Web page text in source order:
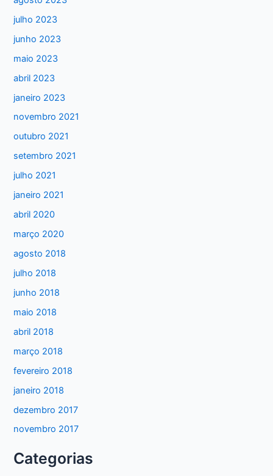
a
r
p
o
r
:
julho 2023
junho 2023
maio 2023
abril 2023
janeiro 2023
novembro 2021
outubro 2021
setembro 2021
julho 2021
janeiro 2021
abril 2020
março 2020
agosto 2018
julho 2018
junho 2018
maio 2018
abril 2018
março 2018
fevereiro 2018
janeiro 2018
dezembro 2017
novembro 2017
Categorias